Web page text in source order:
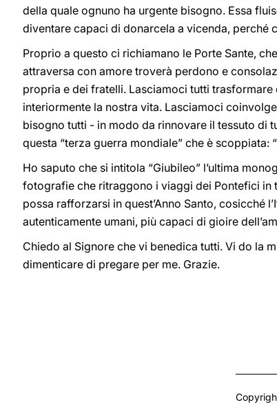
della quale ognuno ha urgente bisogno. Essa
diventare capaci di donarcela a vicenda, perché
Proprio a questo ci richiamano le Porte Sante,
attraversa con amore troverà perdono e
propria e dei fratelli. Lasciamoci tutti
interiormente la nostra vita. Lasciamoci
bisogno tutti - in modo da rinnovare il tessuto di
questa “terza guerra mondiale” che è scoppiata:
Ho saputo che si intitola “Giubileo” l’ultima
fotografie che ritraggono i viaggi dei Pontefici in
possa rafforzarsi in quest’Anno Santo, cosicché
autenticamente umani, più capaci di gioire
Chiedo al Signore che vi benedica tutti. Vi do la
dimenticare di pregare per me. Grazie.